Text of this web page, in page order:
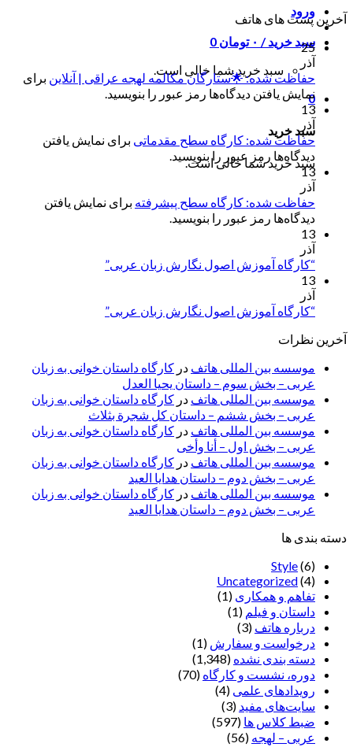
ورود
سبد خرید / ۰ تومان 0
سبد خرید شما خالی است.
0
سبد خرید
سبد خرید شما خالی است.
آخرین پست های هاتف
25
آذر
حفاظت شده: 🌟ستارگان مکالمه لهجه عراقی | آنلاین برای
نمایش یافتن دیدگاه‌ها رمز عبور را بنویسید.
13
آذر
حفاظت شده: کارگاه سطح مقدماتی برای نمایش یافتن
دیدگاه‌ها رمز عبور را بنویسید.
13
آذر
حفاظت شده: کارگاه سطح پیشرفته برای نمایش یافتن
دیدگاه‌ها رمز عبور را بنویسید.
13
آذر
“کارگاه آموزش اصول نگارش زبان عربی”
13
آذر
“کارگاه آموزش اصول نگارش زبان عربی”
آخرین نظرات
موسسه بین المللی هاتف در کارگاه داستان خوانی به زبان
عربی – بخش سوم – داستان یحیا العدل
موسسه بین المللی هاتف در کارگاه داستان خوانی به زبان
عربی – بخش ششم – داستان کل شجرة بثلاث
موسسه بین المللی هاتف در کارگاه داستان خوانی به زبان
عربی – بخش اول – أنا وأخی
موسسه بین المللی هاتف در کارگاه داستان خوانی به زبان
عربی – بخش دوم – داستان هدایا العید
موسسه بین المللی هاتف در کارگاه داستان خوانی به زبان
عربی – بخش دوم – داستان هدایا العید
دسته بندی ها
Style(6)
Uncategorized(4)
تفاهم و همکاری (1)
داستان و فیلم (1)
درباره هاتف (3)
درخواست و سفارش (1)
دسته بندی نشده (1,348)
دوره، نشست و کارگاه (70)
رویدادهای علمی (4)
سایت‌های مفید (3)
ضبط کلاس ها (597)
عربی – لهجه (56)